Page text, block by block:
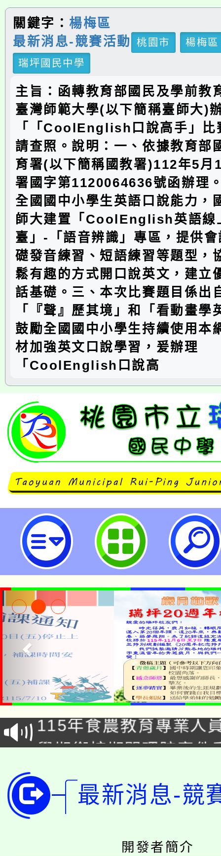
關鍵字： 楊梅區
最新消息-競賽活動
桃園市
楊梅區
瑞坪國民中學
主旨：函轉教育部國民及學前教
臺灣師範大學(以下簡稱臺師大)
「「CoolEnglish口說高手」比
請查照。說明：一、依據教育部
育署(以下簡稱國教署)112年5月
署國字第1120064636號函辦理
全國國中小學生英語口說能力，
師大建置「CoolEnglish英語線
臺」-「語音辨識」專區，提供
礎發音練習、短語練習等題型，
鬆有趣的方式開口說英文，建立
話基礎。三、本次比賽題目係出
「『聲』歷其境」和「看動畫學
鼓勵全國國中小學生持續使用本
材加強英文口說學習，爰辦理
「CoolEnglish口說高
neilrpjhstyc網站設計者：徐嘉
淨零綠生活教案入校路
會
115年食農教育專業人
程
學期銜接期間理賠案件
版
公告本校115學年度第
代理(課)教師甄選結果(
「2026金融保險知識
桃園市115學年度學生
最新消息-競
開發者簡介